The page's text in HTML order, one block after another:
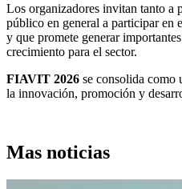
Los organizadores invitan tanto a
público en general a participar en
y que promete generar
crecimiento para el sector.
FIAVIT 2026 se consolida como
la innovación, promoción y
Mas noticias